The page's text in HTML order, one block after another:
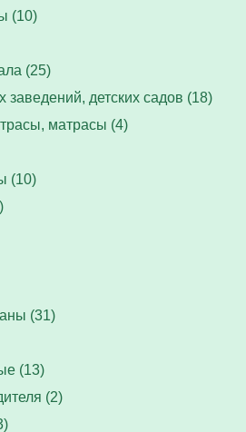
(10)
(25)
заведений, детских садов (18)
матрасы (4)
(10)
(31)
(13)
(2)